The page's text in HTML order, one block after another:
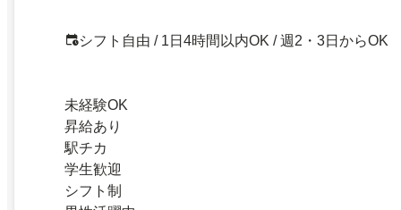
シフト自由 / 1日4時間以内OK / 週2・3日からOK
未経験OK
昇給あり
駅チカ
学生歓迎
シフト制